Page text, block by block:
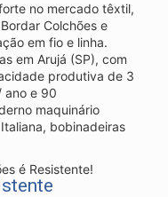
no mercado têxtil,
Colchões e
em fio e linha.
em Arujá (SP), com
produtiva de 3
ano e 90
maquinário
bobinadeiras
é Resistente!